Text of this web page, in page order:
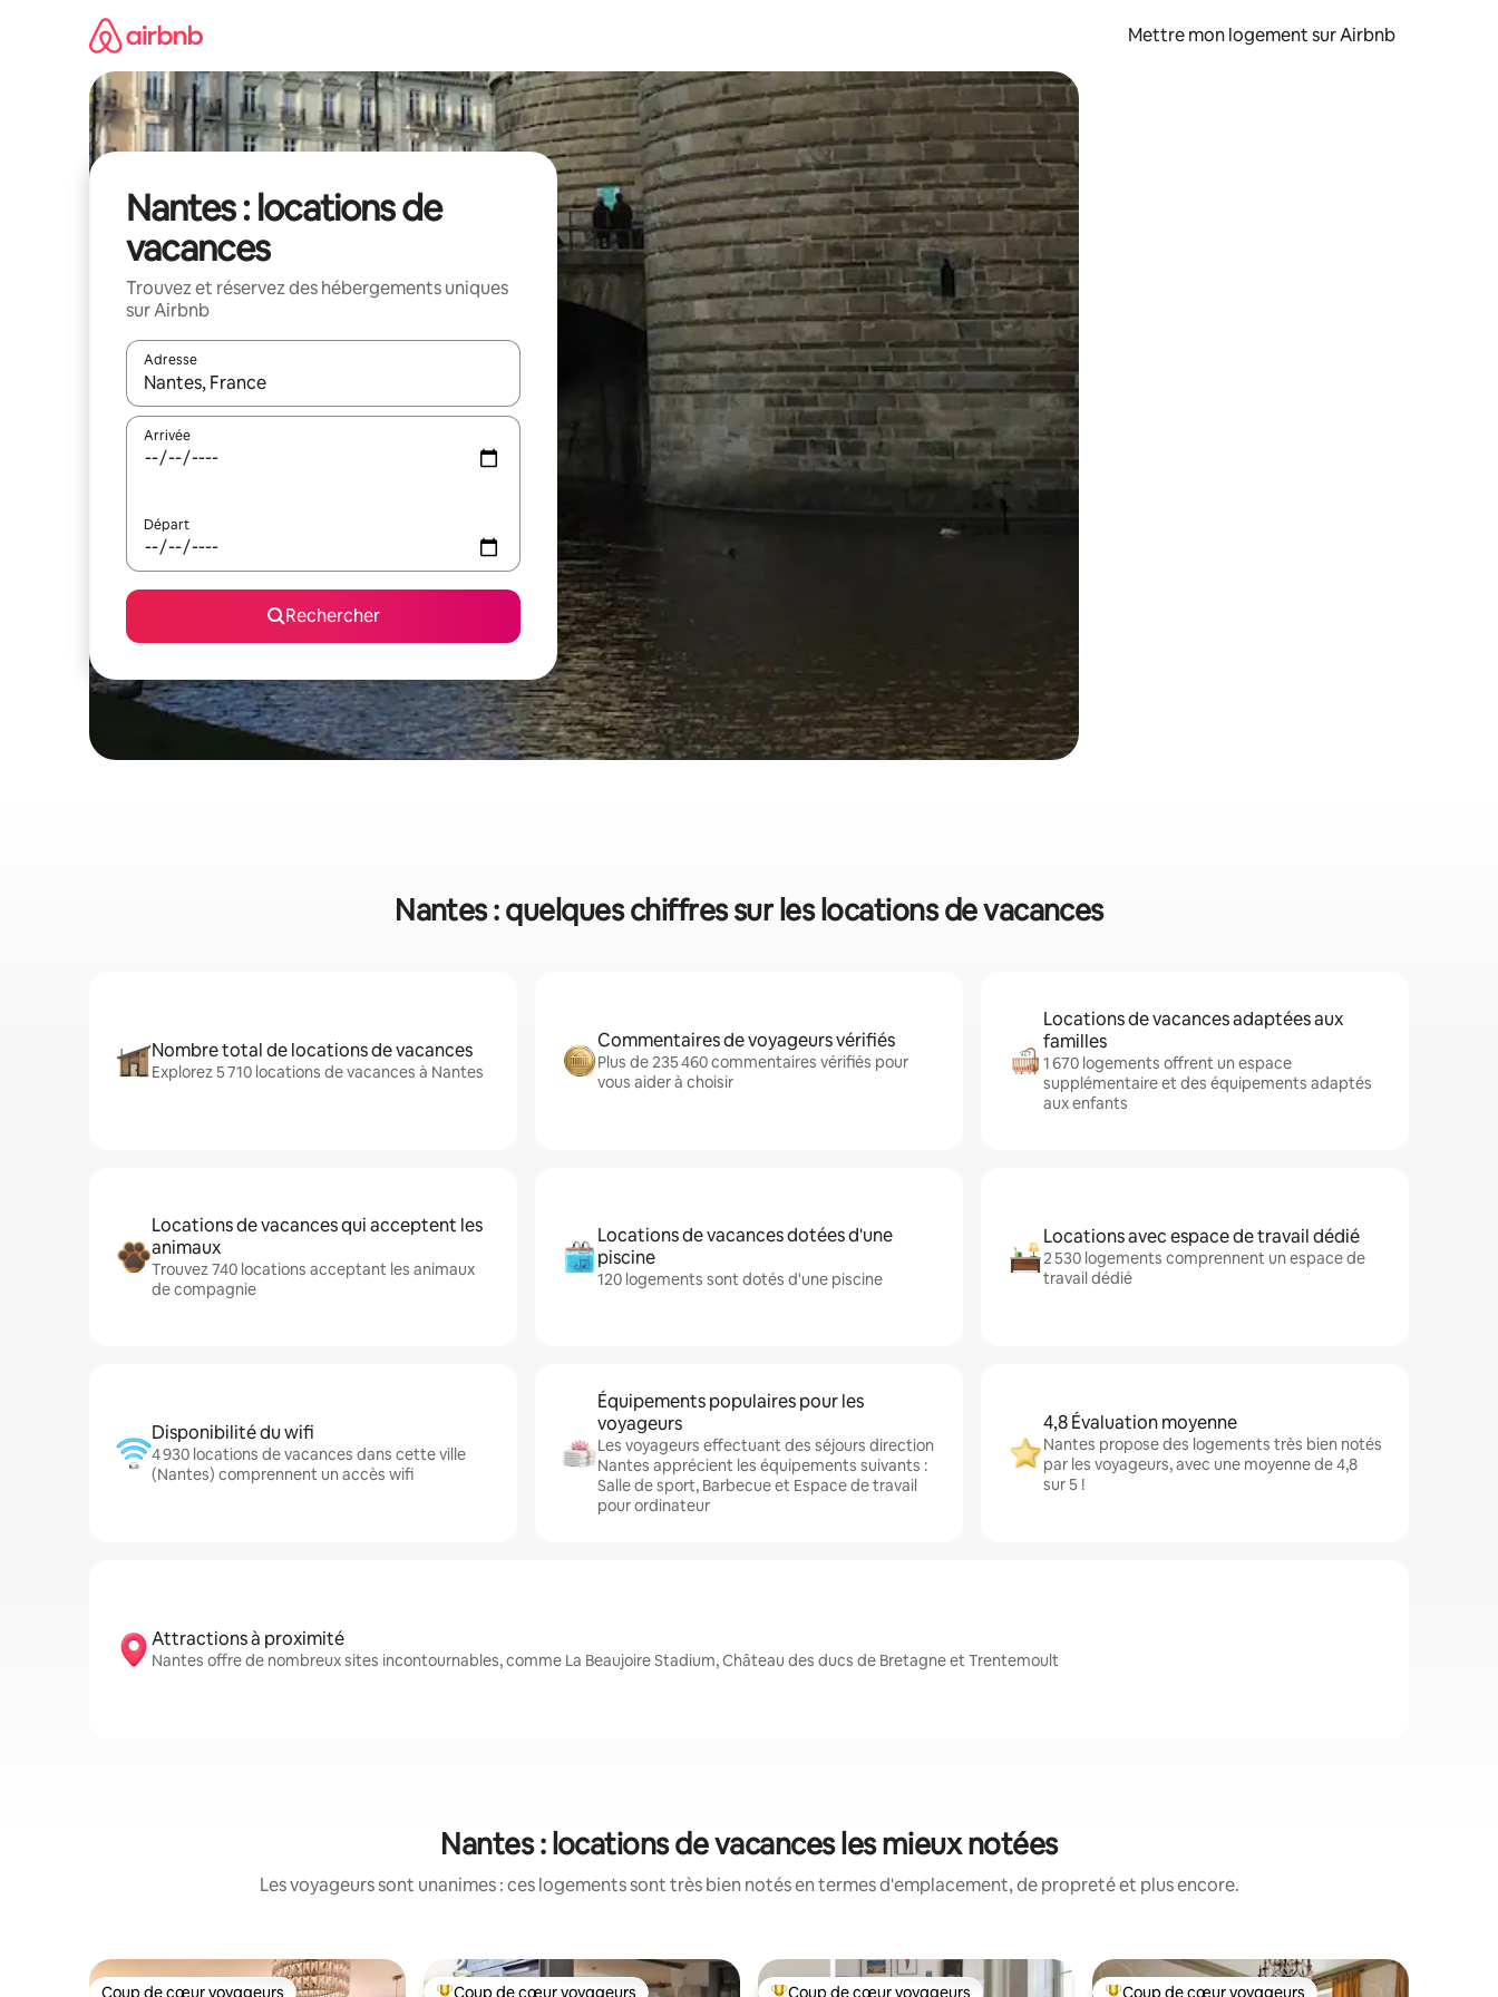
Mettre mon logement sur Airbnb
Nantes : locations de
vacances
Trouvez et réservez des hébergements uniques
sur Airbnb
Adresse
Lorsque les résultats s'affichent, utilisez les flèches vers le haut et vers le bas pour les parcourir ou en appuyant et en faisant glisser.
Arrivée
Départ
Rechercher
Nantes : quelques chiffres sur les locations de vacances
Nombre total de locations de vacances
Explorez 5 710 locations de vacances à Nantes
Commentaires de voyageurs vérifiés
Plus de 235 460 commentaires vérifiés pour
vous aider à choisir
Locations de vacances adaptées aux
familles
1 670 logements offrent un espace
supplémentaire et des équipements adaptés
aux enfants
Locations de vacances qui acceptent les
animaux
Trouvez 740 locations acceptant les animaux
de compagnie
Locations de vacances dotées d'une
piscine
120 logements sont dotés d'une piscine
Locations avec espace de travail dédié
2 530 logements comprennent un espace de
travail dédié
Disponibilité du wifi
4 930 locations de vacances dans cette ville
(Nantes) comprennent un accès wifi
Équipements populaires pour les
voyageurs
Les voyageurs effectuant des séjours direction
Nantes apprécient les équipements suivants :
Salle de sport, Barbecue et Espace de travail
pour ordinateur
4,8 Évaluation moyenne
Nantes propose des logements très bien notés
par les voyageurs, avec une moyenne de 4,8
sur 5 !
Attractions à proximité
Nantes offre de nombreux sites incontournables, comme La Beaujoire Stadium, Château des ducs de Bretagne et Trentemoult
Nantes : locations de vacances les mieux notées
Les voyageurs sont unanimes : ces logements sont très bien notés en termes d'emplacement, de propreté et plus encore.
Coup de cœur voyageurs Coup de cœur voyageurs Coup de cœur voyageurs Coup de cœur voyageurs